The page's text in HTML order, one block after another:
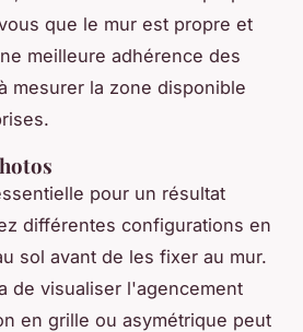
que le mur est propre et
meilleure adhérence des
mesurer la zone disponible
pour un résultat
différentes configurations en
sol avant de les fixer au mur.
de visualiser l'agencement
en grille ou asymétrique peut